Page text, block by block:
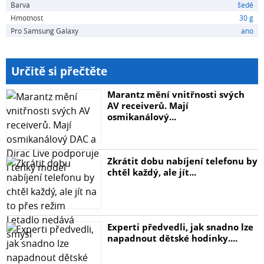
Kompatibilita: Samsung Galaxy Tab S6 Lite
Barva: Gray / šedá
Hrot: kulatý 0,7 mm
Barva
šedé
Hmotnost
30 g
Pro Samsung Galaxy
ano
Určitě si přečtěte
Marantz mění vnitřnosti svých
AV receiverů. Mají
osmikanálový...
Zkrátit dobu nabíjení telefonu by
chtěl každý, ale jít...
Experti předvedli, jak snadno lze
napadnout dětské hodinky....